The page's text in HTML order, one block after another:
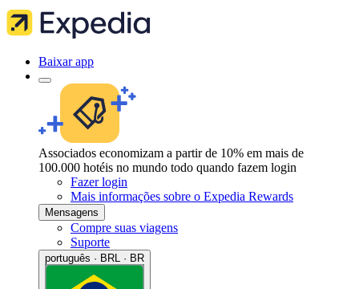
Baixar app
Associados economizam a partir de 10% em mais de
100.000 hotéis no mundo todo quando fazem login
Fazer login
Mais informações sobre o Expedia Rewards
Mensagens
Compre suas viagens
Suporte
português · BRL · BR